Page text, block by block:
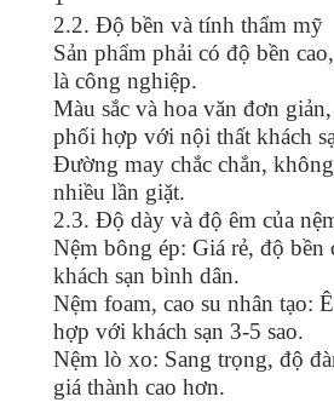
2.2. Độ bền và tính thẩm mỹ
Sản phẩm phải có độ bền
là công nghiệp.
Màu sắc và hoa văn đơn
phối hợp với nội thất khách
Đường may chắc chắn,
nhiều lần giặt.
2.3. Độ dày và độ êm của
Nệm bông ép: Giá rẻ, độ
khách sạn bình dân.
Nệm foam, cao su nhân tạo:
hợp với khách sạn 3-5 sao.
Nệm lò xo: Sang trọng, độ
giá thành cao hơn.